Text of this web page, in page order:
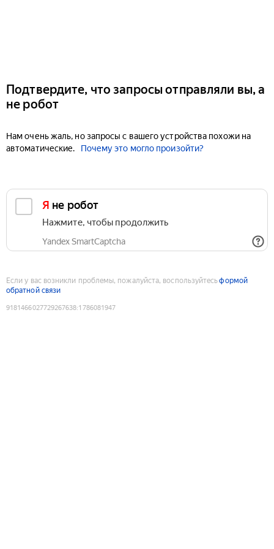
Подтвердите, что запросы отправляли вы, а
не робот
Нам очень жаль, но запросы с вашего устройства похожи на
автоматические.
Почему это могло произойти?
Я не робот
Нажмите, чтобы продолжить
Yandex SmartCaptcha
Если у вас возникли проблемы, пожалуйста, воспользуйтесьформой
обратной связи
9181466027729267638:1786081947